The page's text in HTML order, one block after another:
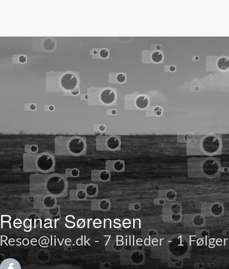
Regnar Sørensen
Resoe@live.dk - 7 Billeder - 1 Følger